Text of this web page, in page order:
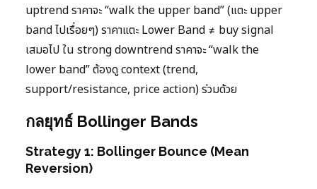
uptrend ราคาจะ “walk the upper band” (แตะ upper
band ไปเรื่อยๆ) ราคาแตะ Lower Band ≠ buy signal
เสมอไป ใน strong downtrend ราคาจะ “walk the
lower band” ต้องดู context (trend,
support/resistance, price action) ร่วมด้วย
กลยุทธ์ Bollinger Bands
Strategy 1: Bollinger Bounce (Mean
Reversion)